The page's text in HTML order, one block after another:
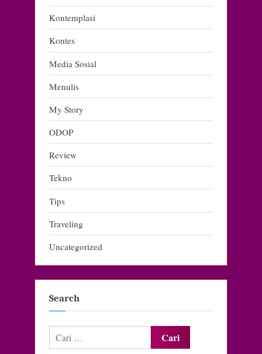
Kontemplasi
Kontes
Media Sosial
Menulis
My Story
ODOP
Review
Tekno
Tips
Traveling
Uncategorized
Search
Cari
untuk: